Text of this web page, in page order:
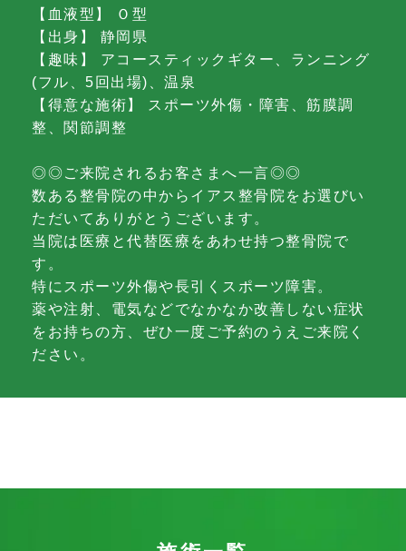
【血液型】 Ｏ型
【出身】 静岡県
【趣味】 アコースティックギター、ランニング
(フル、5回出場)、温泉
【得意な施術】 スポーツ外傷・障害、筋膜調
整、関節調整
◎◎ご来院されるお客さまへ一言◎◎
数ある整骨院の中からイアス整骨院をお選びい
ただいてありがとうございます。
当院は医療と代替医療をあわせ持つ整骨院で
す。
特にスポーツ外傷や長引くスポーツ障害。
薬や注射、電気などでなかなか改善しない症状
をお持ちの方、ぜひ一度ご予約のうえご来院く
ださい。